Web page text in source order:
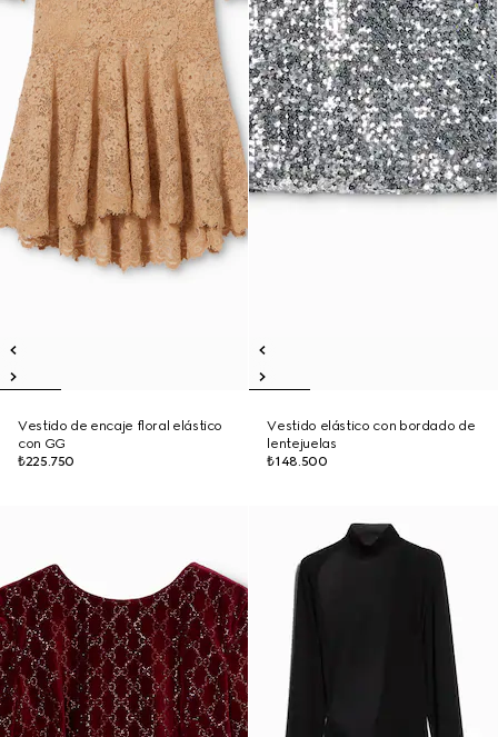
Vestido de encaje floral elástico
con GG
₺225.750
Vestido elástico con bordado de
lentejuelas
₺148.500